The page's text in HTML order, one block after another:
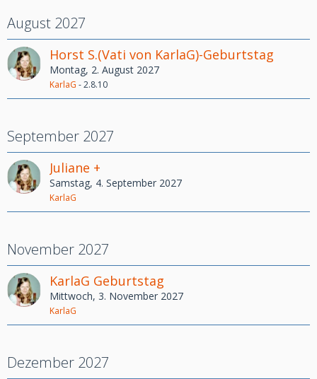
August 2027
Horst S.(Vati von KarlaG)-Geburtstag
Montag, 2. August 2027
KarlaG -2.8.10
September 2027
Juliane +
Samstag, 4. September 2027
KarlaG
November 2027
KarlaG Geburtstag
Mittwoch, 3. November 2027
KarlaG
Dezember 2027